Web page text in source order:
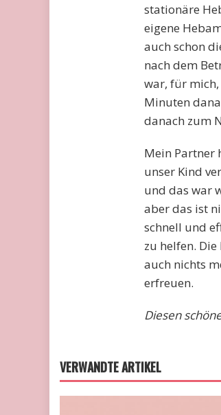
stationäre
eigene
auch schon
nach dem
war, für
Minuten
danach zum
Mein Partner
unser Kind
und das war
aber das ist
schnell und
zu helfen.
auch nichts
erfreuen.
Diesen
VERWANDTE ARTIKEL